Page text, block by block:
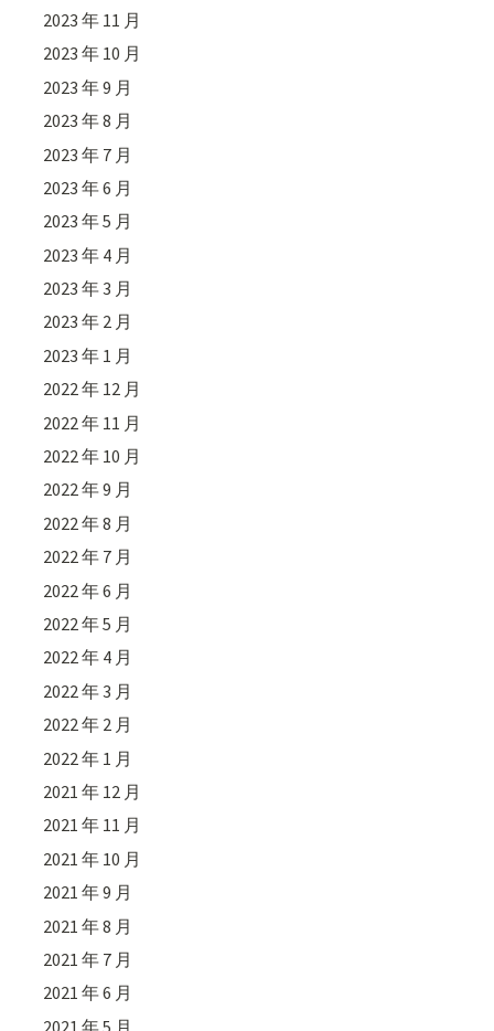
2023 年 11 月
2023 年 10 月
2023 年 9 月
2023 年 8 月
2023 年 7 月
2023 年 6 月
2023 年 5 月
2023 年 4 月
2023 年 3 月
2023 年 2 月
2023 年 1 月
2022 年 12 月
2022 年 11 月
2022 年 10 月
2022 年 9 月
2022 年 8 月
2022 年 7 月
2022 年 6 月
2022 年 5 月
2022 年 4 月
2022 年 3 月
2022 年 2 月
2022 年 1 月
2021 年 12 月
2021 年 11 月
2021 年 10 月
2021 年 9 月
2021 年 8 月
2021 年 7 月
2021 年 6 月
2021 年 5 月